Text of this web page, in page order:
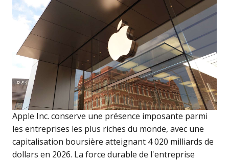
Apple Inc. conserve une présence imposante parmi
les entreprises les plus riches du monde, avec une
capitalisation boursière atteignant 4 020 milliards de
dollars en 2026. La force durable de l'entreprise